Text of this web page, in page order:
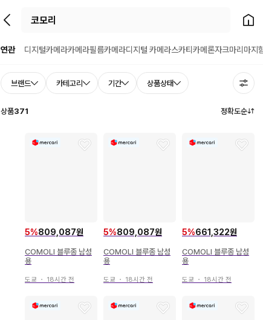
뒤로가기 홈으로
연관 디지털카메라카메라필름카메라디지털 카메라스카티카메론자크마리마지
브랜드 카테고리 기간 상품상태
상품371 정확도순
5%809,087원
COMOLI 블루종 남성
용
도쿄 ・ 18시간 전
5%809,087원
COMOLI 블루종 남성
용
도쿄 ・ 18시간 전
5%661,322원
COMOLI 블루종 남성
용
도쿄 ・ 18시간 전